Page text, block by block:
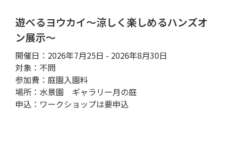
遊べるヨウカイ～涼しく楽しめるハンズオ
ン展示～
開催日：2026年7月25日 - 2026年8月30日
対象：不問
参加費：庭園入園料
場所：水景園 ギャラリー月の庭
申込：ワークショップは要申込